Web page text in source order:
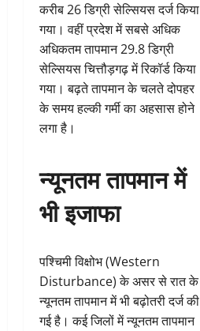
करीब 26 डिग्री सेल्सियस दर्ज किया
गया। वहीं प्रदेश में सबसे अधिक
अधिकतम तापमान 29.8 डिग्री
सेल्सियस चित्तौड़गढ़ में रिकॉर्ड किया
गया। बढ़ते तापमान के चलते दोपहर
के समय हल्की गर्मी का अहसास होने
लगा है।
न्यूनतम तापमान में
भी इजाफा
पश्चिमी विक्षोभ (Western
Disturbance) के असर से रात के
न्यूनतम तापमान में भी बढ़ोतरी दर्ज की
गई है। कई जिलों में न्यूनतम तापमान